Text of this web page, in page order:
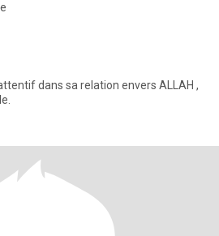
dans sa relation envers ALLAH ,